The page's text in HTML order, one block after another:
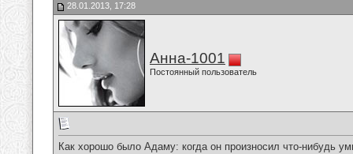
28.01.2013, 17:28
Анна-1001
Постоянный пользователь
Как хорошо было Адаму: когда он произносил что-нибудь